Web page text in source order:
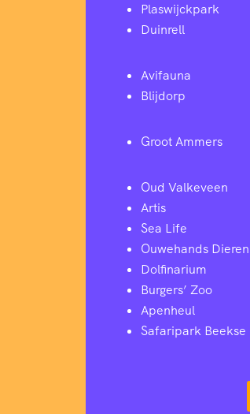
Plaswijckpark
Duinrell
Avifauna
Blijdorp
Groot Ammers
Oud Valkeveen
Artis
Sea Life
Ouwehands
Dolfinarium
Burgers’ Zoo
Apenheul
Safaripark Beekse